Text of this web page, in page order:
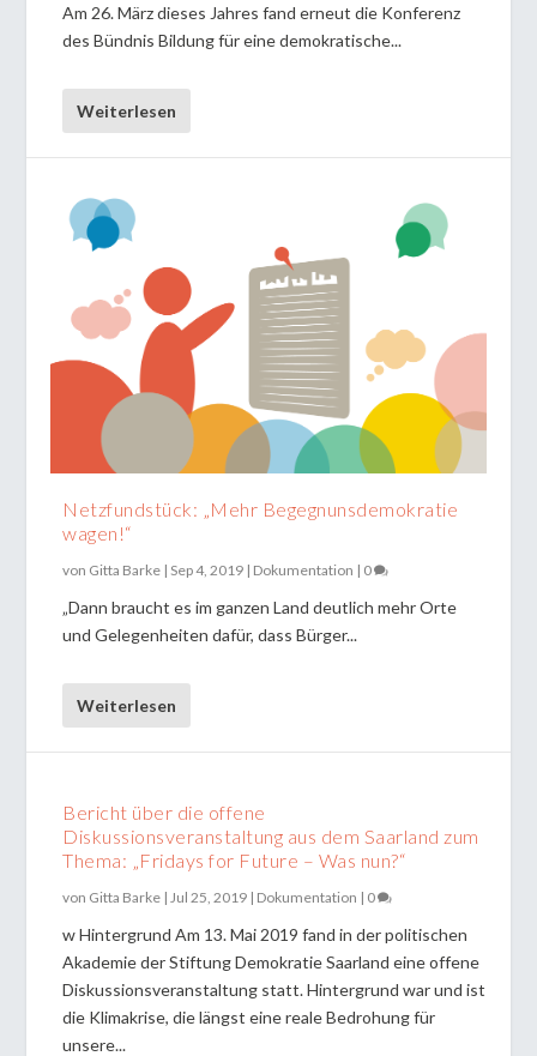
Am 26. März dieses Jahres fand erneut die Konferenz
des Bündnis Bildung für eine demokratische...
Weiterlesen
Netzfundstück: „Mehr Begegnunsdemokratie
wagen!“
von Gitta Barke | Sep 4, 2019 | Dokumentation | 0
„Dann braucht es im ganzen Land deutlich mehr Orte
und Gelegenheiten dafür, dass Bürger...
Weiterlesen
Bericht über die offene
Diskussionsveranstaltung aus dem Saarland zum
Thema: „Fridays for Future – Was nun?“
von Gitta Barke |Jul 25, 2019 | Dokumentation | 0
w Hintergrund Am 13. Mai 2019 fand in der politischen
Akademie der Stiftung Demokratie Saarland eine offene
Diskussionsveranstaltung statt. Hintergrund war und ist
die Klimakrise, die längst eine reale Bedrohung für
unsere...